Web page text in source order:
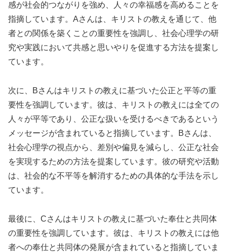
感が社会的つながりを強め、人々の幸福感を高めることを
指摘しています。Aさんは、キリストの教えを通じて、他
者との関係を築くことの重要性を強調し、社会心理学の研
究や実践において共感と思いやりを促進する方法を提案し
ています。
次に、Bさんはキリストの教えに基づいた公正と平等の重
要性を強調しています。彼は、キリストの教えには全ての
人々が平等であり、公正な扱いを受けるべきであるという
メッセージが含まれていると指摘しています。Bさんは、
社会心理学の視点から、差別や偏見を減らし、公正な社会
を実現するための方法を提案しています。彼の研究や活動
は、社会的な不平等を解消するための具体的な手法を示し
ています。
最後に、Cさんはキリストの教えに基づいた奉仕と共同体
の重要性を強調しています。彼は、キリストの教えには他
者への奉仕と共同体の発展が含まれていると指摘していま